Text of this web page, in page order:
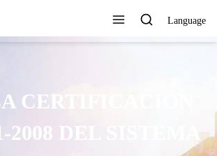
Language
CERTIFICACIÓN
DEL SISTEMA